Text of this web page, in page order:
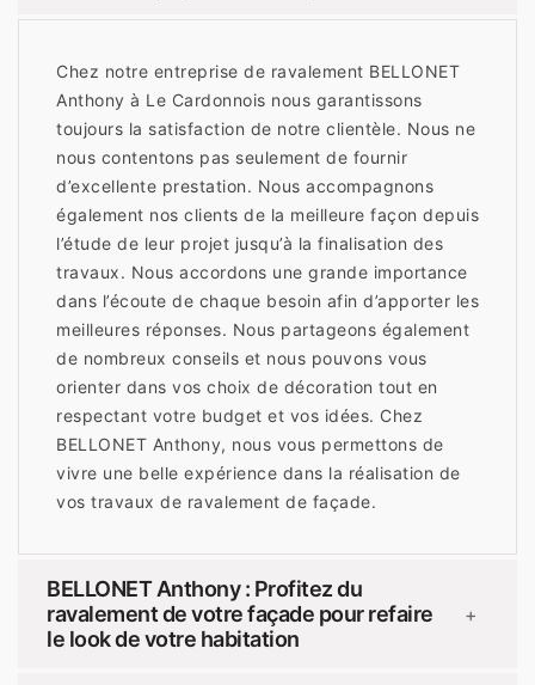
Chez notre entreprise de ravalement BELLONET
Anthony à Le Cardonnois nous garantissons
toujours la satisfaction de notre clientèle. Nous ne
nous contentons pas seulement de fournir
d’excellente prestation. Nous accompagnons
également nos clients de la meilleure façon depuis
l’étude de leur projet jusqu’à la finalisation des
travaux. Nous accordons une grande importance
dans l’écoute de chaque besoin afin d’apporter les
meilleures réponses. Nous partageons également
de nombreux conseils et nous pouvons vous
orienter dans vos choix de décoration tout en
respectant votre budget et vos idées. Chez
BELLONET Anthony, nous vous permettons de
vivre une belle expérience dans la réalisation de
vos travaux de ravalement de façade.
BELLONET Anthony : Profitez du
ravalement de votre façade pour refaire
le look de votre habitation
+